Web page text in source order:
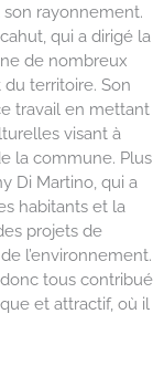
rayonnement.
qui a dirigé la
de nombreux
du territoire. Son
travail en mettant
visant à
la commune. Plus
Di Martino, qui a
habitants et la
projets de
l’environnement.
tous contribué
et attractif, où il